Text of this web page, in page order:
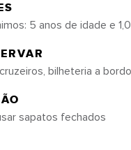
5 anos de idade e
bilheteria a bordo
sapatos fechados